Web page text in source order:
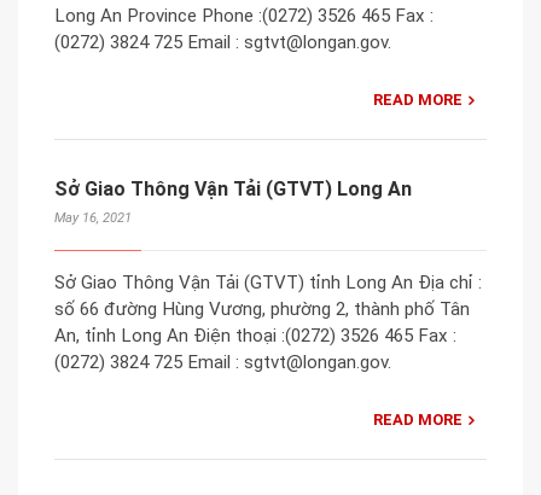
Long An Province Phone :(0272) 3526 465 Fax :
(0272) 3824 725 Email : sgtvt​@longan.gov.
READ MORE
Sở Giao Thông Vận Tải (GTVT) Long An
May 16, 2021
Sở Giao Thông Vận Tải (GTVT) tỉnh Long An Địa chỉ :
số 66 đường Hùng Vương, phường 2, thành phố Tân
An, tỉnh Long An Đ​iện thoại :(0272) 3526 465 Fax :
(0272) 3824 725 Email : sgtvt​@longan.gov.
READ MORE